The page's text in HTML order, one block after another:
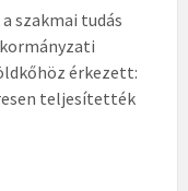
szakmai tudás
érkezett:
teljesítették